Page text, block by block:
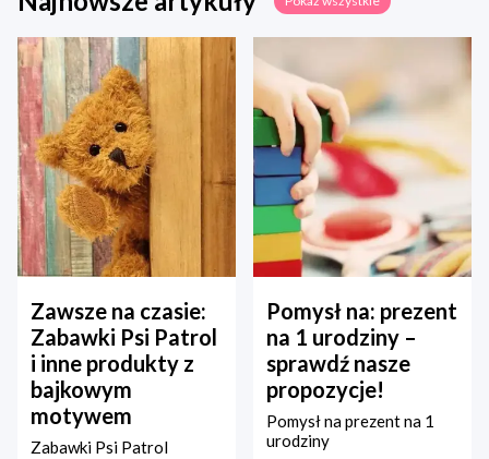
Zawsze na czasie:
Zabawki Psi Patrol
i inne produkty z
bajkowym
motywem
Zabawki Psi Patrol
Pomysł na: prezent
na 1 urodziny –
sprawdź nasze
propozycje!
Pomysł na prezent na 1
urodziny